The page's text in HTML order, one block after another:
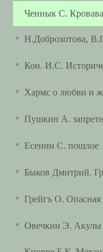
Ченнык С.
° Н.Доброхотова,
° Кон. И.С.
° Хармс о любви и
° Пушкин А.
° Есенин С. пошлое
° Быков Дмитрий.
° Грейгъ О. Опасная
° Овечкин Э. Акулы